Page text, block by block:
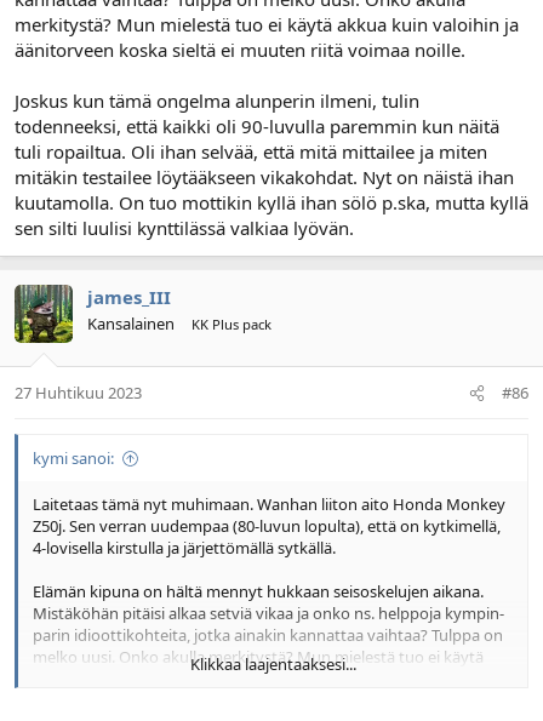
merkitystä? Mun mielestä tuo ei käytä akkua kuin valoihin ja
äänitorveen koska sieltä ei muuten riitä voimaa noille.
Joskus kun tämä ongelma alunperin ilmeni, tulin
todenneeksi, että kaikki oli 90-luvulla paremmin kun näitä
tuli ropailtua. Oli ihan selvää, että mitä mittailee ja miten
mitäkin testailee löytääkseen vikakohdat. Nyt on näistä ihan
kuutamolla. On tuo mottikin kyllä ihan sölö p.ska, mutta kyllä
sen silti luulisi kynttilässä valkiaa lyövän.
james_III
Kansalainen KK Plus pack
27 Huhtikuu 2023 #86
kymi sanoi:
Laitetaas tämä nyt muhimaan. Wanhan liiton aito Honda Monkey
Z50j. Sen verran uudempaa (80-luvun lopulta), että on kytkimellä,
4-lovisella kirstulla ja järjettömällä sytkällä.
Elämän kipuna on hältä mennyt hukkaan seisoskelujen aikana.
Mistäköhän pitäisi alkaa setviä vikaa ja onko ns. helppoja kympin-
parin idioottikohteita, jotka ainakin kannattaa vaihtaa? Tulppa on
melko uusi. Onko akulla merkitystä? Mun mielestä tuo ei käytä
akkua kuin valoihin ja äänitorveen koska sieltä ei muuten riitä
Klikkaa laajentaaksesi...